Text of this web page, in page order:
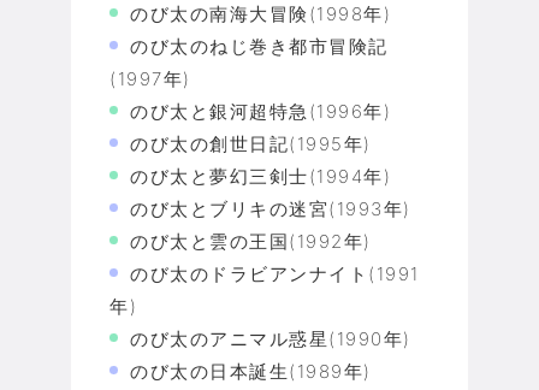
のび太の南海大冒険(1998年)
のび太のねじ巻き都市冒険記
(1997年)
のび太と銀河超特急(1996年)
のび太の創世日記(1995年)
のび太と夢幻三剣士(1994年)
のび太とブリキの迷宮(1993年)
のび太と雲の王国(1992年)
のび太のドラビアンナイト(1991
年)
のび太のアニマル惑星(1990年)
のび太の日本誕生(1989年)